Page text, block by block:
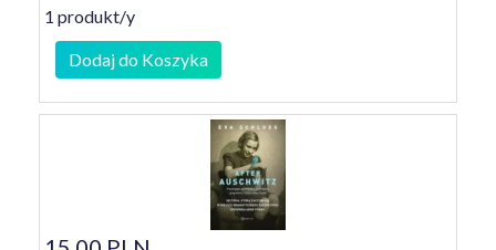
1 produkt/y
Dodaj do Koszyka